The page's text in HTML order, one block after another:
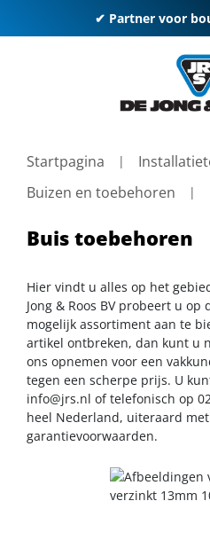
✔ Partner voor
Startpagina
Buizen en toebehoren
Buis toebehoren
Hier vindt u alles op het
Jong & Roos BV probeert u
mogelijk assortiment aan te
artikel ontbreken, dan kunt u
ons opnemen voor een
tegen een scherpe prijs. U
info@jrs.nl of telefonisch op
heel Nederland, uiteraard
garantievoorwaarden.